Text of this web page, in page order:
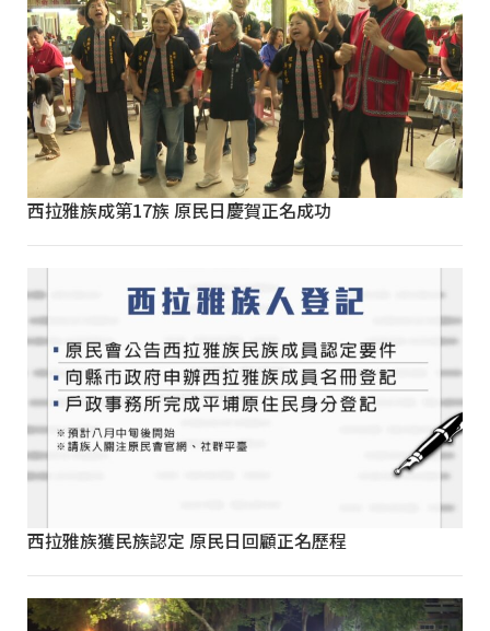
西拉雅族成第17族 原民日慶賀正名成功
西拉雅族獲民族認定 原民日回顧正名歷程